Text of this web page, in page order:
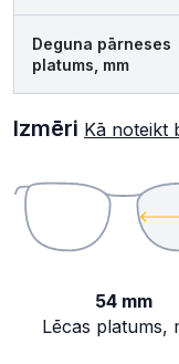
Deguna pārneses
platums, mm
Izmēri Kā noteikt
54 mm
Lēcas platums,